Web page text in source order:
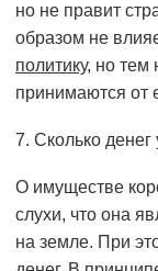
но не правит
образом не
политику, но тем
принимаются от
7. Сколько денег
О имуществе
слухи, что она
на земле. При